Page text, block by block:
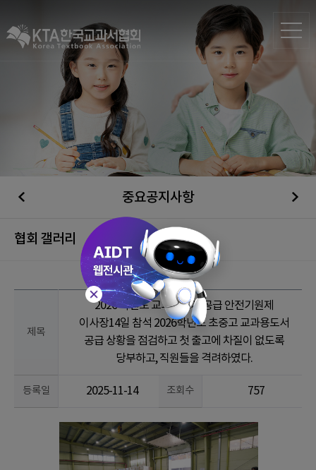
중요공지사항
협회 갤러리
제목
2026 학년도 교과용도서 공급 안전기원제
이사장14일 참석 2026학년도 초중고 교과용도서
공급 상황을 점검하고 첫 출고에 차질이 없도록
당부하고, 직원들을 격려하였다.
등록일 2025-11-14 조회수 757